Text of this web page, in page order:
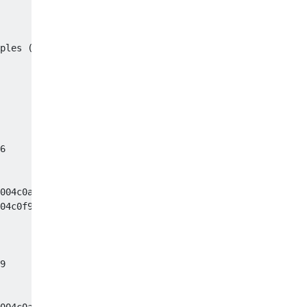
(1-10)         priority 91 (base 91)     cpu time
7
(running) 7